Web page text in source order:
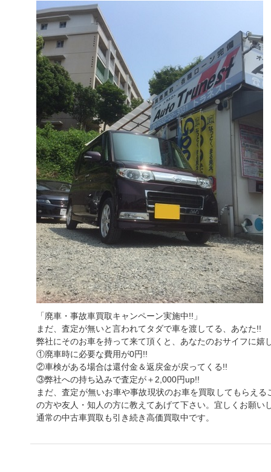
「廃車・事故車買取キャンペーン実施中!!」
まだ、査定が無いと言われてタダで車を渡してる、あなた!!
弊社にそのお車を持って来て頂くと、あなたのおサイフに嬉
①廃車時に必要な費用が0円!!
②車検がある場合は還付金＆返戻金が戻ってくる!!
③弊社への持ち込みで査定が＋2,000円up!!
まだ、査定が無いお車や事故現状のお車を買取してもらえ
の方や友人・知人の方に教えてあげて下さい。宜しくお願い
通常の中古車買取も引き続き高価買取中です。